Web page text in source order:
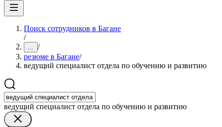
Поиск сотрудников в Багане
/
... /
резюме в Багане/
ведущий специалист отдела по обучению и развитию
ведущий специалист отдела по обучению и развитию